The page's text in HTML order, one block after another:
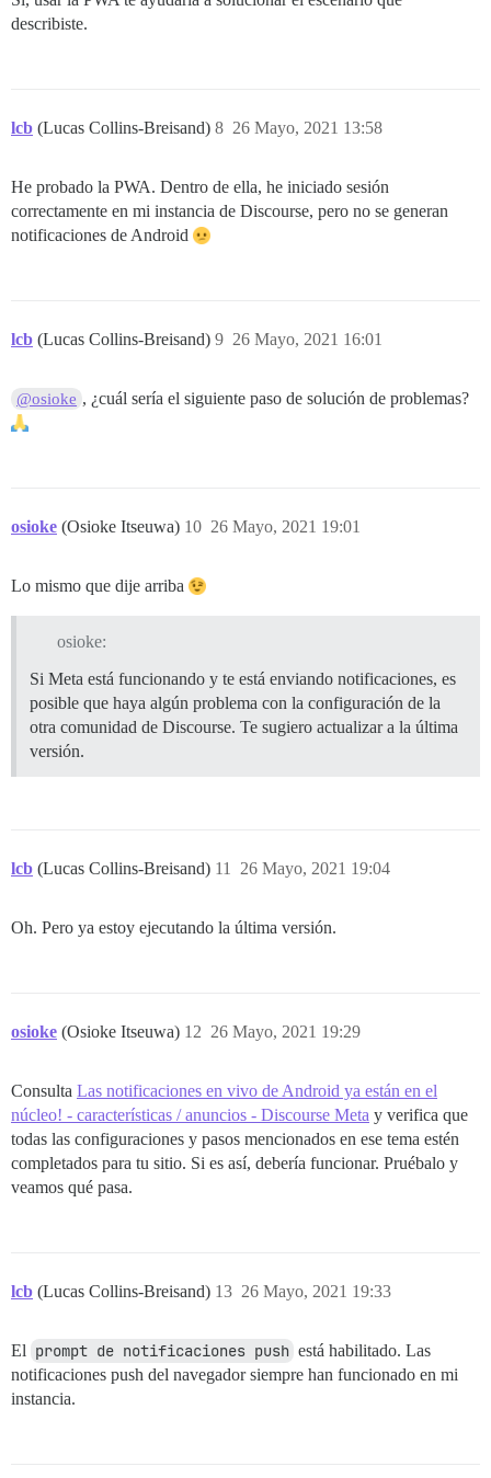
describiste.
lcb (Lucas Collins-Breisand) 26 Mayo, 2021 13:58
8
He probado la PWA. Dentro de ella, he iniciado sesión
correctamente en mi instancia de Discourse, pero no se generan
notificaciones de Android
lcb (Lucas Collins-Breisand) 26 Mayo, 2021 16:01
9
@osioke , ¿cuál sería el siguiente paso de solución de problemas?
osioke (Osioke Itseuwa) 26 Mayo, 2021 19:01
10
Lo mismo que dije arriba
osioke:
Si Meta está funcionando y te está enviando notificaciones, es
posible que haya algún problema con la configuración de la
otra comunidad de Discourse. Te sugiero actualizar a la última
versión.
lcb (Lucas Collins-Breisand) 26 Mayo, 2021 19:04
11
Oh. Pero ya estoy ejecutando la última versión.
osioke (Osioke Itseuwa) 26 Mayo, 2021 19:29
12
Consulta Las notificaciones en vivo de Android ya están en el
núcleo! - características / anuncios - Discourse Meta y verifica que
todas las configuraciones y pasos mencionados en ese tema estén
completados para tu sitio. Si es así, debería funcionar. Pruébalo y
veamos qué pasa.
lcb (Lucas Collins-Breisand) 26 Mayo, 2021 19:33
13
El prompt de notificaciones push está habilitado. Las
notificaciones push del navegador siempre han funcionado en mi
instancia.